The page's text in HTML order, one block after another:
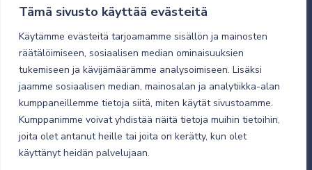
Tämä sivusto käyttää evästeitä
Käytämme evästeitä tarjoamamme sisällön ja mainosten
räätälöimiseen, sosiaalisen median ominaisuuksien
tukemiseen ja kävijämäärämme analysoimiseen. Lisäksi
jaamme sosiaalisen median, mainosalan ja analytiikka-alan
kumppaneillemme tietoja siitä, miten käytät sivustoamme.
Kumppanimme voivat yhdistää näitä tietoja muihin tietoihin,
joita olet antanut heille tai joita on kerätty, kun olet
käyttänyt heidän palvelujaan.
Tilaajalle
Toimitustavat ja -kulut
Verkkokaupan yleiset ehdot
Toimitusehdot
Tietosuojaseloste
Tietoturva